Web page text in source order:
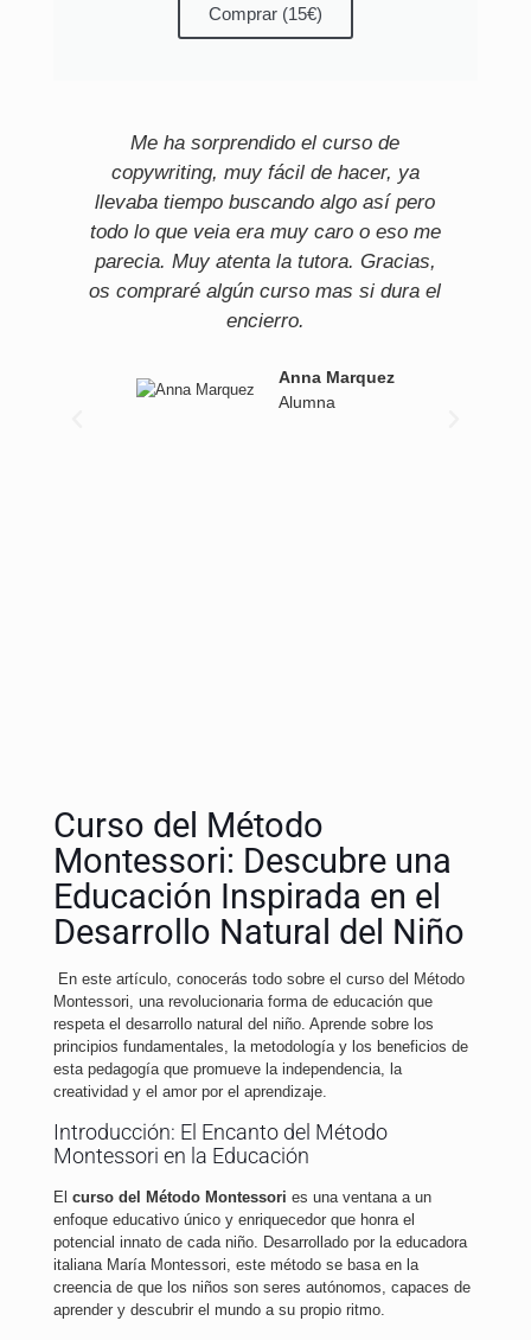
Comprar (15€)
Me ha sorprendido el curso de
copywriting, muy fácil de hacer, ya
llevaba tiempo buscando algo así pero
todo lo que veia era muy caro o eso me
parecia. Muy atenta la tutora. Gracias,
os compraré algún curso mas si dura el
encierro.
Anna Marquez
Alumna
Curso del Método
Montessori: Descubre una
Educación Inspirada en el
Desarrollo Natural del Niño
En este artículo, conocerás todo sobre el curso del Método
Montessori, una revolucionaria forma de educación que
respeta el desarrollo natural del niño. Aprende sobre los
principios fundamentales, la metodología y los beneficios de
esta pedagogía que promueve la independencia, la
creatividad y el amor por el aprendizaje.
Introducción: El Encanto del Método
Montessori en la Educación
El curso del Método Montessori es una ventana a un
enfoque educativo único y enriquecedor que honra el
potencial innato de cada niño. Desarrollado por la educadora
italiana María Montessori, este método se basa en la
creencia de que los niños son seres autónomos, capaces de
aprender y descubrir el mundo a su propio ritmo.